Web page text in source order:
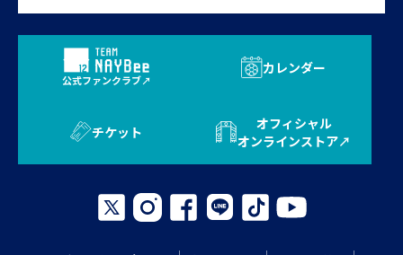
公式ファンクラブ
カレンダー
チケット
オフィシャル
オンラインストア